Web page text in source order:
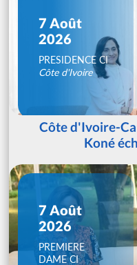
7 Août
2026
PRESIDENCE CI
Côte d'Ivoire
Côte d'Ivoire-
Koné
7 Août
2026
PREMIERE
DAME CI